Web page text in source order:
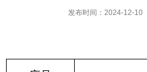
发布时间：2024-12-10